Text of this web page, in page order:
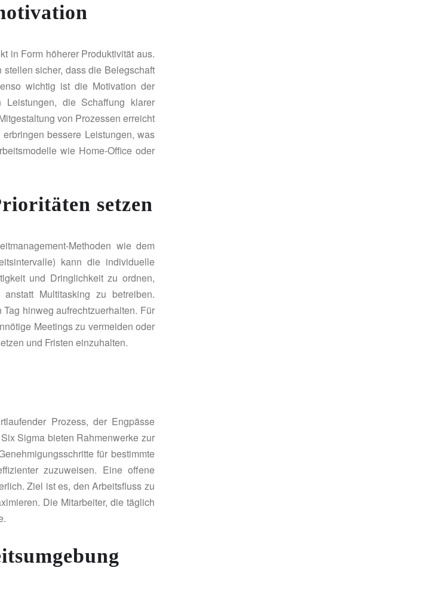
in Form höherer Produktivität aus.
sicher, dass die Belegschaft
wichtig ist die Motivation der
Leistungen, die Schaffung klarer
von Prozessen erreicht
bessere Leistungen, was
wie Home-Office oder
setzen
Methoden wie dem
kann die individuelle
und Dringlichkeit zu ordnen,
Multitasking zu betreiben.
hinweg aufrechtzuerhalten. Für
Meetings zu vermeiden oder
und Fristen einzuhalten.
Prozess, der Engpässe
Sigma bieten Rahmenwerke zur
für bestimmte
zuzuweisen. Eine offene
Ziel ist es, den Arbeitsfluss zu
Die Mitarbeiter, die täglich